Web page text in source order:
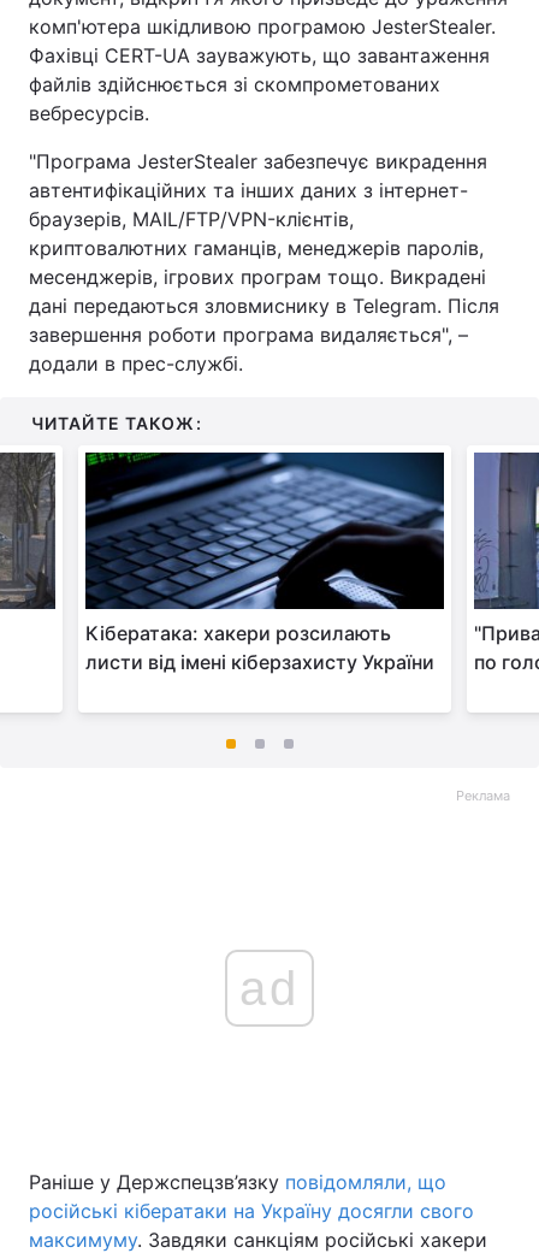
комп'ютера шкідливою програмою JesterStealer.
Фахівці CERT-UA зауважують, що завантаження
файлів здійснюється зі скомпрометованих
вебресурсів.
"Програма JesterStealer забезпечує викрадення
автентифікаційних та інших даних з інтернет-
браузерів, MAIL/FTP/VPN-клієнтів,
криптовалютних гаманців, менеджерів паролів,
месенджерів, ігрових програм тощо. Викрадені
дані передаються зловмиснику в Telegram. Після
завершення роботи програма видаляється", –
додали в прес-службі.
ЧИТАЙТЕ ТАКОЖ:
Кібератака: хакери розсилають
листи від імені кіберзахисту України
по
Реклама
ad
Раніше у Держспецзв’язку повідомляли, що
російські кібератаки на Україну досягли свого
максимуму. Завдяки санкціям російські хакери